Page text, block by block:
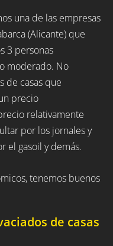
una de las empresas
(Alicante) que
3 personas
moderado. No
de casas que
precio
relativamente
por los jornales y
el gasoil y demás.
tenemos buenos
de casas